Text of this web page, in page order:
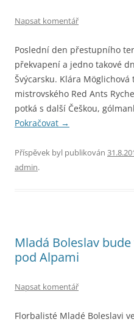
Napsat komentář
Poslední den přestupního
překvapení a jedno takové
Švýcarsku. Klára
mistrovského Red Ants
potká s další Češkou,
Pokračovat →
Příspěvek byl publikován
admin.
Mladá Boleslav
pod Alpami
Napsat komentář
Florbalisté Mladé Boleslavi